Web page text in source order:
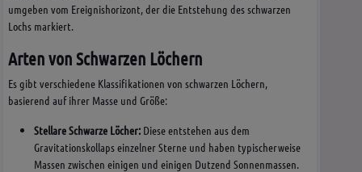
umgeben vom Ereignishorizont, der die Entstehung des schwarzen
Lochs markiert.
Arten von Schwarzen Löchern
Es gibt verschiedene Klassifikationen von schwarzen Löchern,
basierend auf ihrer Masse und Größe:
Stellare Schwarze Löcher: Diese entstehen aus dem
Gravitationskollaps einzelner Sterne und haben typischerweise
Massen zwischen einigen und einigen Dutzend Sonnenmassen.